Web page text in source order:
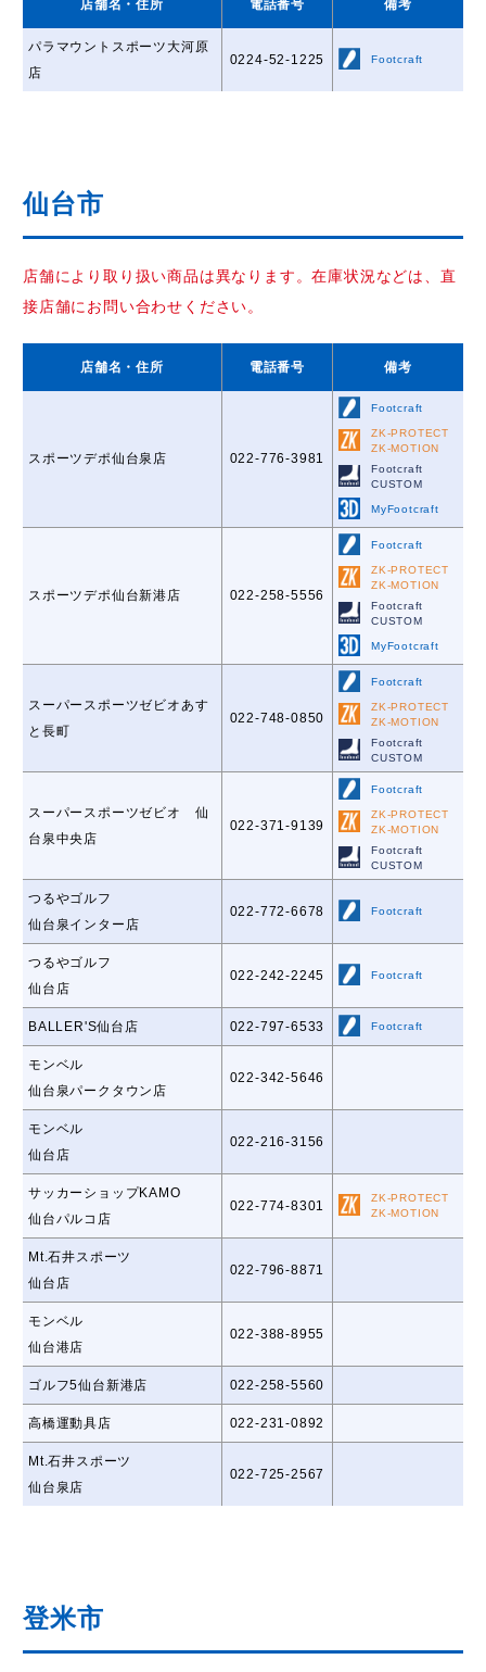
店舗名 ・住所 電話番号 備考
パラマウントスポーツ大河原
店
0224-52-1225 Footcraft
仙台市
店舗により取り扱い商品は異なります。在庫状況などは、直
接店舗にお問い合わせください。
店舗名 ・住所 電話番号 備考
スポーツデポ仙台泉店 022-776-3981
Footcraft
ZK-PROTECT
ZK-MOTION
Footcraft
CUSTOM
MyFootcraft
スポーツデポ仙台新港店 022-258-5556
Footcraft
ZK-PROTECT
ZK-MOTION
Footcraft
CUSTOM
MyFootcraft
スーパースポーツゼビオあす
と長町
022-748-0850
Footcraft
ZK-PROTECT
ZK-MOTION
Footcraft
CUSTOM
スーパースポーツゼビオ 仙
台泉中央店
022-371-9139
Footcraft
ZK-PROTECT
ZK-MOTION
Footcraft
CUSTOM
つるやゴルフ
仙台泉インター店
022-772-6678 Footcraft
つるやゴルフ
仙台店
022-242-2245 Footcraft
BALLER'S仙台店 022-797-6533 Footcraft
モンベル
仙台泉パークタウン店
022-342-5646
モンベル
仙台店
022-216-3156
サッカーショップKAMO
仙台パルコ店
022-774-8301
ZK-PROTECT
ZK-MOTION
Mt.石井スポーツ
仙台店
022-796-8871
モンベル
仙台港店
022-388-8955
ゴルフ5仙台新港店 022-258-5560
高橋運動具店 022-231-0892
Mt.石井スポーツ
仙台泉店
022-725-2567
登米市